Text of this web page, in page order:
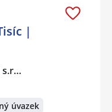
|
s.r…
úvazek